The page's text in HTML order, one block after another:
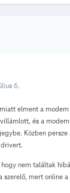
6.
elment a
és a
Közben
hogy nem találtak
szerelő, mert online